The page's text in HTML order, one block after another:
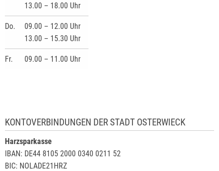
13.00 – 18.00 Uhr
Do.
09.00 – 12.00 Uhr
13.00 – 15.30 Uhr
Fr. 09.00 – 11.00 Uhr
KONTOVERBINDUNGEN DER STADT OSTERWIECK
Harzsparkasse
IBAN: DE44 8105 2000 0340 0211 52
BIC: NOLADE21HRZ